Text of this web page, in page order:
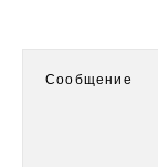
Сообщение